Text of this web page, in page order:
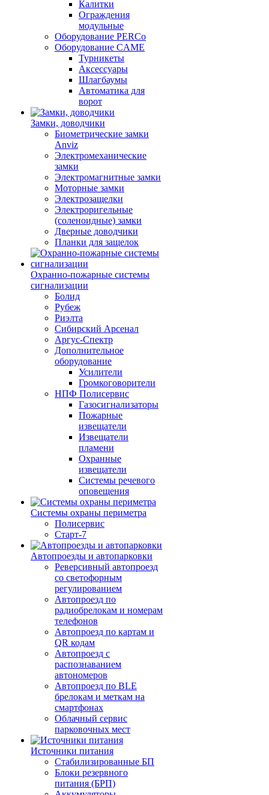
Калитки
Ограждения
модульные
Оборудование PERCo
Оборудование CAME
Турникеты
Аксессуары
Шлагбаумы
Автоматика для
ворот
Замки, доводчики
Биометрические замки
Anviz
Электромеханические
замки
Электромагнитные замки
Моторные замки
Электрозащелки
Электроригельные
(cоленоидные) замки
Дверные доводчики
Планки для защелок
Охранно-пожарные системы
сигнализации
Болид
Рубеж
Риэлта
Сибирский Арсенал
Аргус-Спектр
Дополнительное
оборудование
Усилители
Громкоговорители
НПФ Полисервис
Газосигнализаторы
Пожарные
извещатели
Извещатели
пламени
Охранные
извещатели
Системы речевого
оповещения
Системы охраны периметра
Полисервис
Старт-7
Автопроезды и автопарковки
Реверсивный автопроезд
со светофорным
регулированием
Автопроезд по
радиобрелокам и номерам
телефонов
Автопроезд по картам и
QR кодам
Автопроезд с
распознаванием
автономеров
Автопроезд по BLE
брелокам и меткам на
смартфонах
Облачный сервис
парковочных мест
Источники питания
Стабилизированные БП
Блоки резервного
питания (БРП)